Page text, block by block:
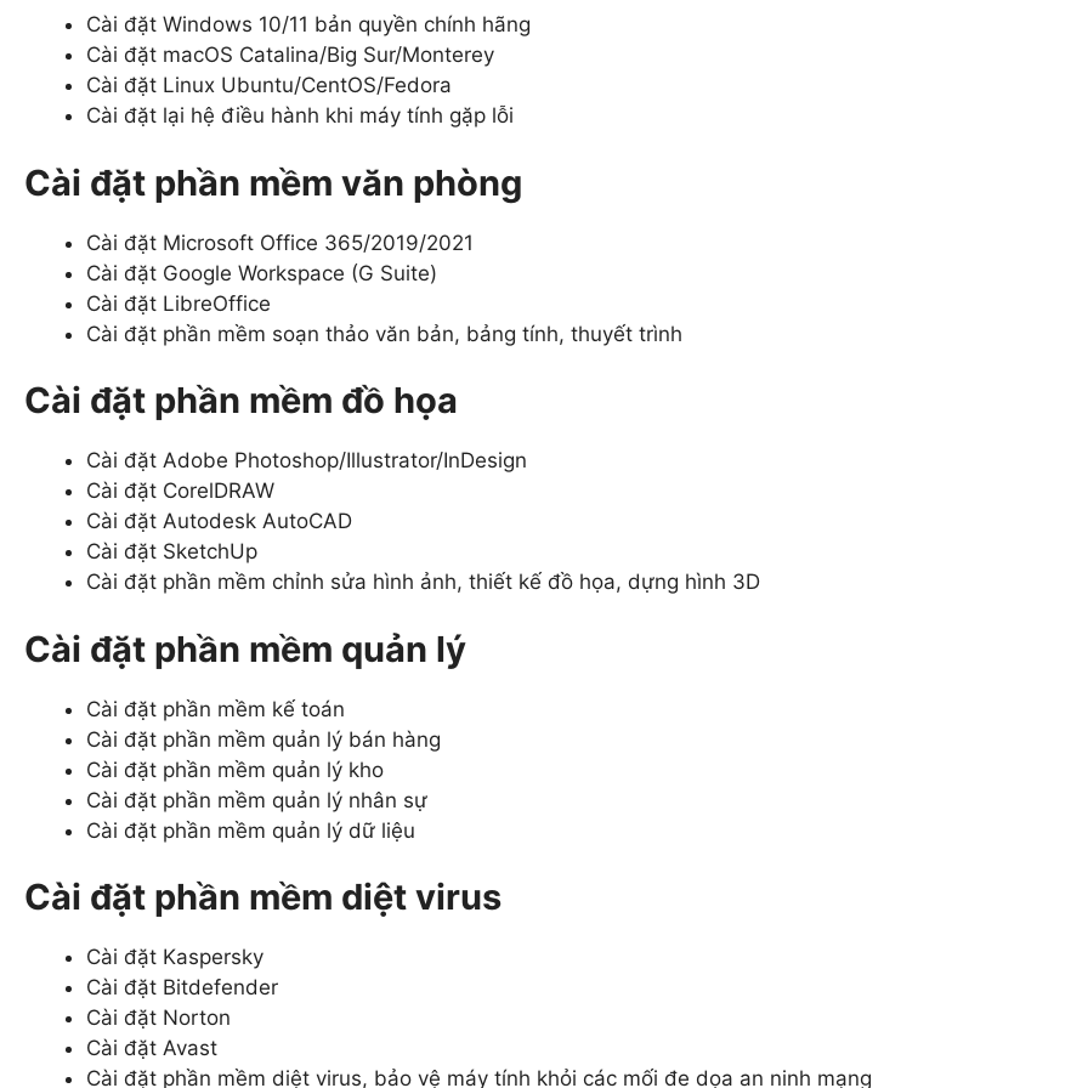
Cài đặt Windows 10/11 bản quyền chính hãng
Cài đặt macOS Catalina/Big Sur/Monterey
Cài đặt Linux Ubuntu/CentOS/Fedora
Cài đặt lại hệ điều hành khi máy tính gặp lỗi
Cài đặt phần mềm văn phòng
Cài đặt Microsoft Office 365/2019/2021
Cài đặt Google Workspace (G Suite)
Cài đặt LibreOffice
Cài đặt phần mềm soạn thảo văn bản, bảng tính, thuyết trình
Cài đặt phần mềm đồ họa
Cài đặt Adobe Photoshop/Illustrator/InDesign
Cài đặt CorelDRAW
Cài đặt Autodesk AutoCAD
Cài đặt SketchUp
Cài đặt phần mềm chỉnh sửa hình ảnh, thiết kế đồ họa, dựng hình 3D
Cài đặt phần mềm quản lý
Cài đặt phần mềm kế toán
Cài đặt phần mềm quản lý bán hàng
Cài đặt phần mềm quản lý kho
Cài đặt phần mềm quản lý nhân sự
Cài đặt phần mềm quản lý dữ liệu
Cài đặt phần mềm diệt virus
Cài đặt Kaspersky
Cài đặt Bitdefender
Cài đặt Norton
Cài đặt Avast
Cài đặt phần mềm diệt virus, bảo vệ máy tính khỏi các mối đe dọa an ninh mạng